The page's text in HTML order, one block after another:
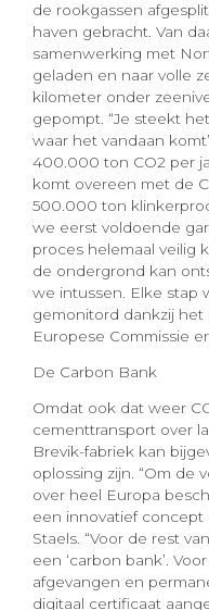
de rookgassen
haven gebracht. Van
samenwerking met
geladen en naar volle
kilometer onder
gepompt. “Je steekt
waar het vandaan
400.000 ton CO2 per
komt overeen met de
500.000 ton
we eerst voldoende
proces helemaal veilig
de ondergrond kan
we intussen. Elke stap
gemonitord dankzij
Europese Commissie
De Carbon Bank
Omdat ook dat weer
cementtransport over
Brevik-fabriek kan
oplossing zijn. “Om de
over heel Europa
een innovatief concept
Staels. “Voor de rest
een ‘carbon bank’.
afgevangen en
digitaal certificaat